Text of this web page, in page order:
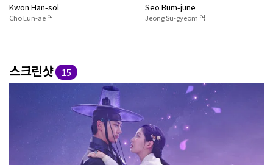
Kwon Han-sol
Cho Eun-ae 역
Seo Bum-june
Jeong Su-gyeom 역
스크린샷 15